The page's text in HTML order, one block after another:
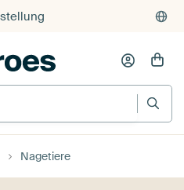
Nagetiere